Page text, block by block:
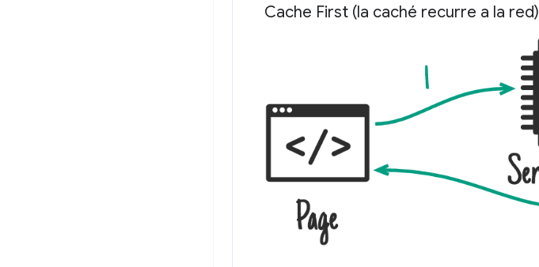
Cache First (la caché recurre a la red)